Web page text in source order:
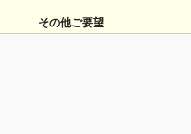
その他ご要望